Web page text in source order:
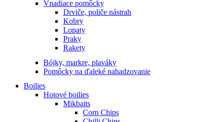
Vnadiace pomôcky
Drviče, poliče nástrah
Kobry
Lopaty
Praky
Rakety
Bójky, markre, plaváky
Pomôcky na ďaleké nahadzovanie
Boilies
Hotové boilies
Mikbaits
Corn Chips